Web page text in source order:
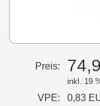
Preis:
inkl. 19
VPE:
0,83